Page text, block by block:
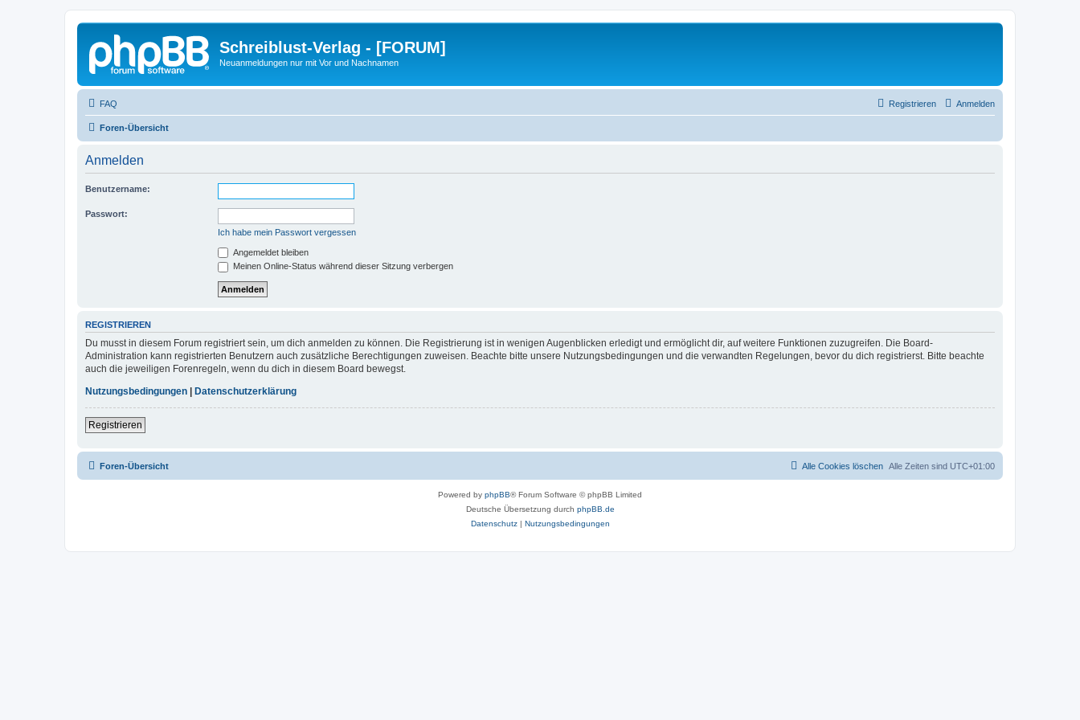
Schreiblust-Verlag - [FORUM]
Neuanmeldungen nur mit Vor und Nachnamen
FAQ Anmelden
Registrieren
Foren-Übersicht
Anmelden
Benutzername:
Passwort:
Ich habe mein Passwort vergessen
Angemeldet bleiben
Meinen Online-Status während dieser Sitzung verbergen
REGISTRIEREN
Du musst in diesem Forum registriert sein, um dich anmelden zu können. Die Registrierung ist in wenigen Augenblicken erledigt und ermöglicht dir, auf weitere Funktionen zuzugreifen. Die Board-
Administration kann registrierten Benutzern auch zusätzliche Berechtigungen zuweisen. Beachte bitte unsere Nutzungsbedingungen und die verwandten Regelungen, bevor du dich registrierst. Bitte beachte
auch die jeweiligen Forenregeln, wenn du dich in diesem Board bewegst.
Nutzungsbedingungen
Datenschutzerklärung
Registrieren
Foren-Übersicht Alle Zeiten sind UTC+01:00
Alle Cookies löschen
Powered by phpBB® Forum Software © phpBB Limited
Deutsche Übersetzung durch phpBB.de
Datenschutz| Nutzungsbedingungen